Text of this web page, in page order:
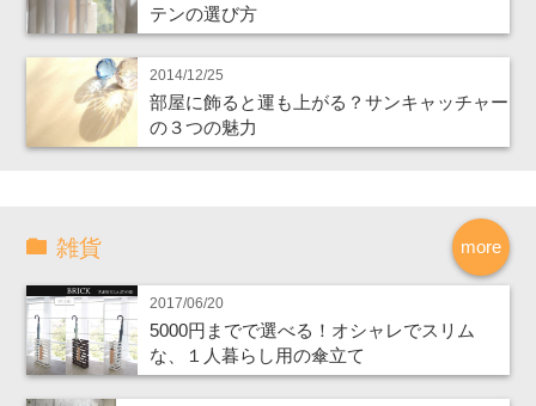
テンの選び方
2014/12/25
部屋に飾ると運も上がる？サンキャッチャー
の３つの魅力
more
雑貨
2017/06/20
5000円までで選べる！オシャレでスリム
な、１人暮らし用の傘立て